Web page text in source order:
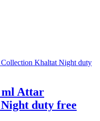
Attar
duty free